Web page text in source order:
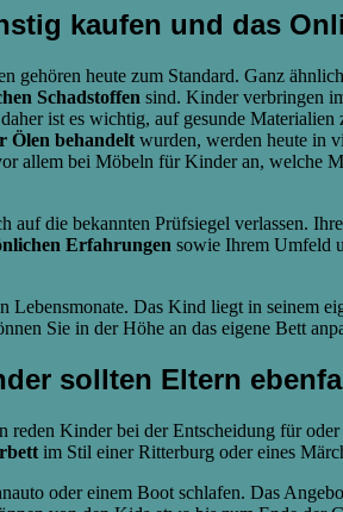
kaufen und das
gehören heute zum Standard. Ganz
Schadstoffen sind. Kinder verbringen
ist es wichtig, auf gesunde
Ölen behandelt wurden, werden heute in
allem bei Möbeln für Kinder an, welche
auf die bekannten Prüfsiegel verlassen.
Erfahrungen sowie Ihrem Umfeld
Lebensmonate. Das Kind liegt in seinem
Sie in der Höhe an das eigene Bett
sollten Eltern
reden Kinder bei der Entscheidung für
im Stil einer Ritterburg oder eines
oder einem Boot schlafen. Das